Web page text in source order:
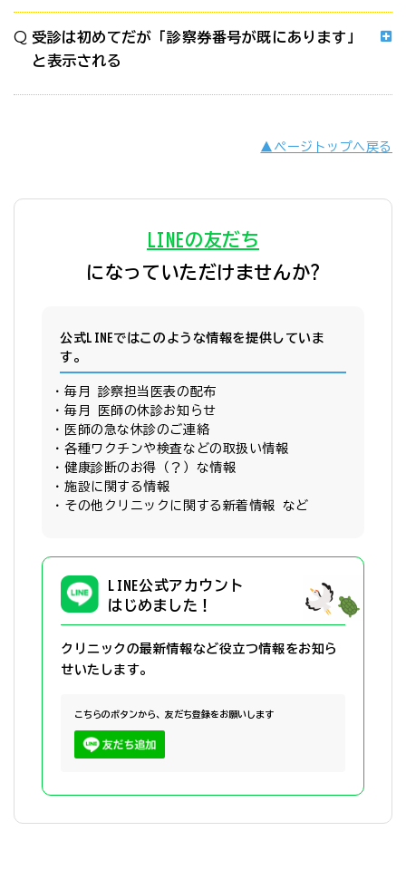
受診は初めてだが「診察券番号が既にあります」
と表示される
▲ページトップへ戻る
LINEの友だち
になっていただけませんか?
公式LINEではこのような情報を提供していま
す。
毎月 診察担当医表の配布
毎月 医師の休診お知らせ
医師の急な休診のご連絡
各種ワクチンや検査などの取扱い情報
健康診断のお得（？）な情報
施設に関する情報
その他クリニックに関する新着情報 など
LINE公式アカウント
はじめました！
クリニックの最新情報など役立つ情報をお知ら
せいたします。
こちらのボタンから、友だち登録をお願いします